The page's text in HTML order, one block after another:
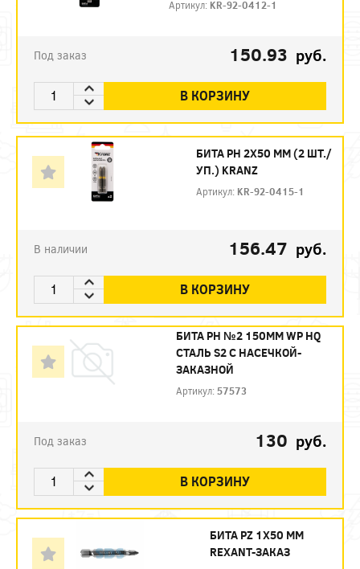
Артикул: KR-92-0412-1
Под заказ 150.93 руб.
В КОРЗИНУ
БИТА PH 2Х50 ММ (2 ШТ./
УП.) KRANZ
Артикул: KR-92-0415-1
В наличии 156.47 руб.
В КОРЗИНУ
БИТА PH №2 150ММ WP HQ
СТАЛЬ S2 С НАСЕЧКОЙ-
ЗАКАЗНОЙ
Артикул: 57573
Под заказ 130 руб.
В КОРЗИНУ
БИТА PZ 1X50 ММ
REXANT-ЗАКАЗ